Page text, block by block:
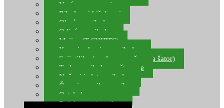
Vreće za spavanje
Ribolovni kišobrani
Obuća za ribolov
Odjeća za ribolov
Majice (T-SHIRTS)
Kape i rukavice za ribolov
Svijetiljke (naglavne, ručne, za šator)
Torbe za ribolovne štapove
Noževi i alat za ribolov
Čamci za prihranu ribe
Ostala kamp oprema
Dalekozori i optika